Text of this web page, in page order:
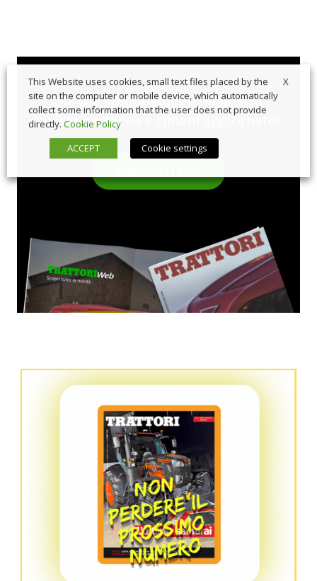
Sfoglia comodamente la nostra
rivista cartacea e rimani aggiornato!
X
This Website uses cookies, small text files placed by the
site on the computer or mobile device, which automatically
collect some information that the user does not provide
directly. Cookie Policy
ACCEPT
Cookie settings